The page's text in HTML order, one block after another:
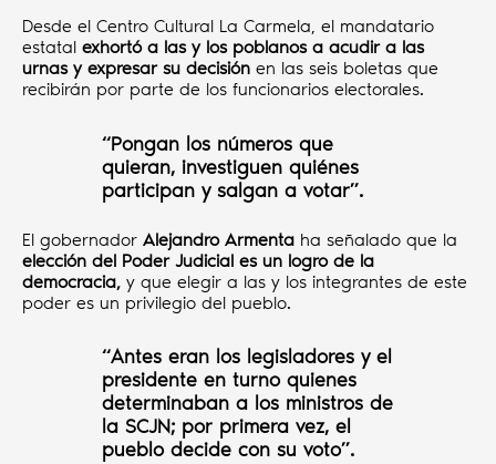
Desde el Centro Cultural La Carmela, el mandatario
estatal exhortó a las y los poblanos a acudir a las
urnas y expresar su decisión en las seis boletas que
recibirán por parte de los funcionarios electorales.
“Pongan los números que
quieran, investiguen quiénes
participan y salgan a votar”.
El gobernador Alejandro Armenta ha señalado que la
elección del Poder Judicial es un logro de la
democracia, y que elegir a las y los integrantes de este
poder es un privilegio del pueblo.
“Antes eran los legisladores y el
presidente en turno quienes
determinaban a los ministros de
la SCJN; por primera vez, el
pueblo decide con su voto”.